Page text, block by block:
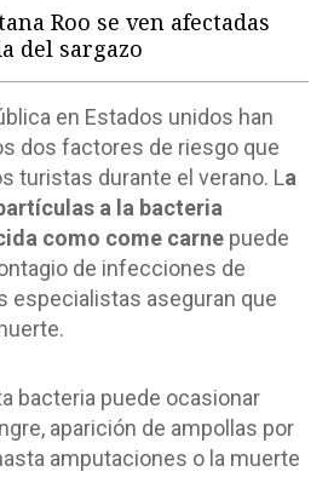
Roo se ven afectadas
del sargazo
en Estados unidos han
dos factores de riesgo que
turistas durante el verano. La
a la bacteria
como come carne puede
de infecciones de
especialistas aseguran que
bacteria puede ocasionar
aparición de ampollas por
amputaciones o la muerte